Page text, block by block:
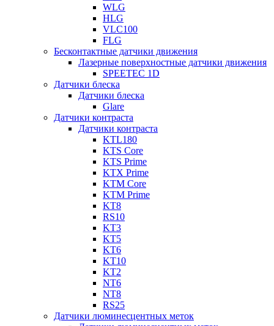
WLG
HLG
VLC100
FLG
Бесконтактные датчики движения
Лазерные поверхностные датчики движения
SPEETEC 1D
Датчики блеска
Датчики блеска
Glare
Датчики контраста
Датчики контраста
KTL180
KTS Core
KTS Prime
KTX Prime
KTM Core
KTM Prime
KT8
RS10
KT3
KT5
KT6
KT10
KT2
NT6
NT8
RS25
Датчики люминесцентных меток